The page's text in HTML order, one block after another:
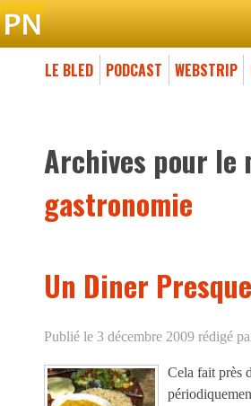
LE BLED PODCAST WEBSTRIP
Archives pour le
gastronomie
Un Diner
Publié le 3 décembre 2009 rédigé
Cela fait près